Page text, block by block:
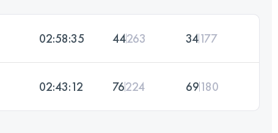
02:58:35 44263 34177
02:43:12 76224 69180